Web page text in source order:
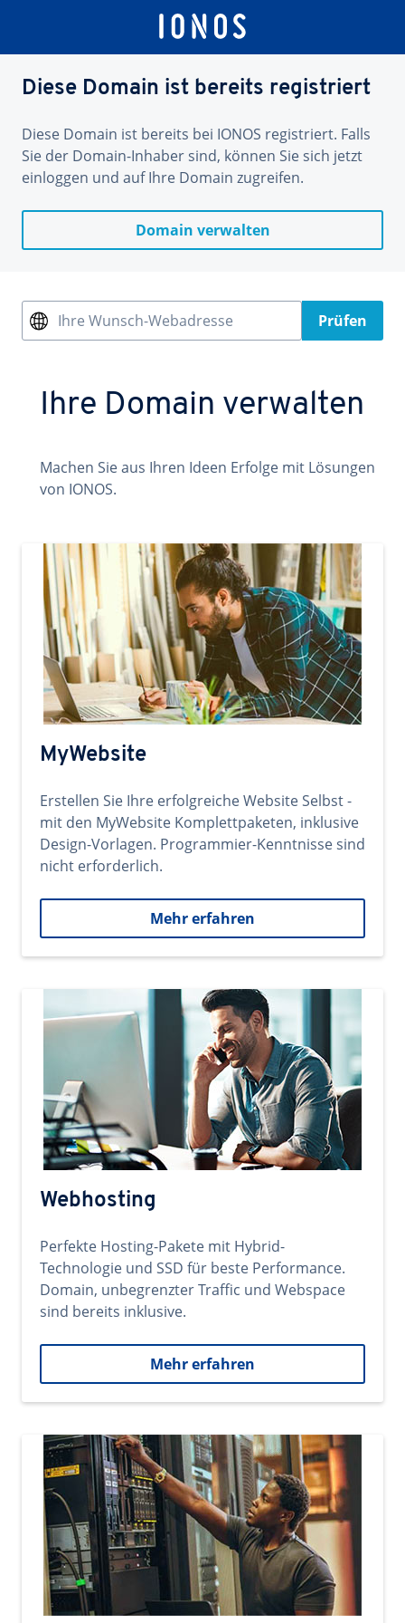
Diese Domain ist bereits registriert
Diese Domain ist bereits bei IONOS registriert. Falls
Sie der Domain-Inhaber sind, können Sie sich jetzt
einloggen und auf Ihre Domain zugreifen.
Domain verwalten
Ihre Wunsch-Webadresse Prüfen
Ihre Domain verwalten
Machen Sie aus Ihren Ideen Erfolge mit Lösungen
von IONOS.
MyWebsite
Erstellen Sie Ihre erfolgreiche Website Selbst -
mit den MyWebsite Komplettpaketen, inklusive
Design-Vorlagen. Programmier-Kenntnisse sind
nicht erforderlich.
Mehr erfahren
Webhosting
Perfekte Hosting-Pakete mit Hybrid-
Technologie und SSD für beste Performance.
Domain, unbegrenzter Traffic und Webspace
sind bereits inklusive.
Mehr erfahren